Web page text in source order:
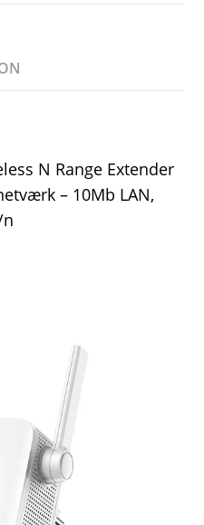
N Range Extender
– 10Mb LAN,